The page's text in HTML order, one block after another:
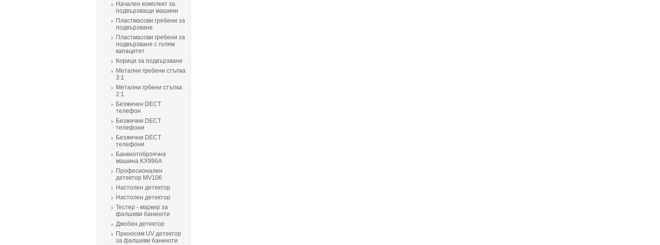
Начален комплект за
подвързващи машини
Пластмасови гребени за
подвързване
Пластмасови гребени за
подвързване с голям
капацитет
Корици за подвързване
Метални гребени стъпка
3:1
Метални грбени стъпка
2:1
Безжичен DECT
телефон
Безжични DECT
телефони
Безжични DECT
телефони
Банкнотоброячна
машина KX996A
Професионален
детектор MV106
Настолен детектор
Настолен детектор
Тестер - маркер за
фалшиви банкноти
Джобен детектор
Преносим UV детектор
за фалшиви банкноти